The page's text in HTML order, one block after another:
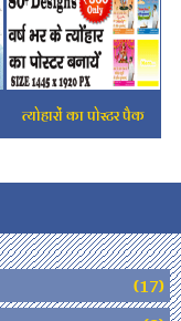
त्योहारों का पोस्टर पैक
(17)